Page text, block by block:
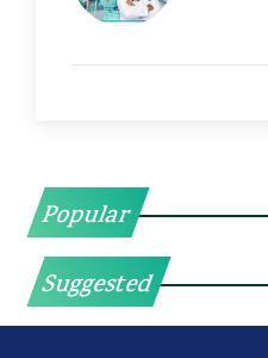
Popular
Suggested